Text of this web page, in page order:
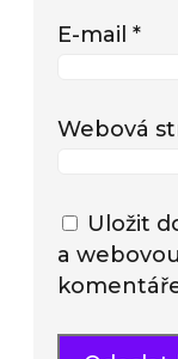
E-mail *
Webová
Uložit
a